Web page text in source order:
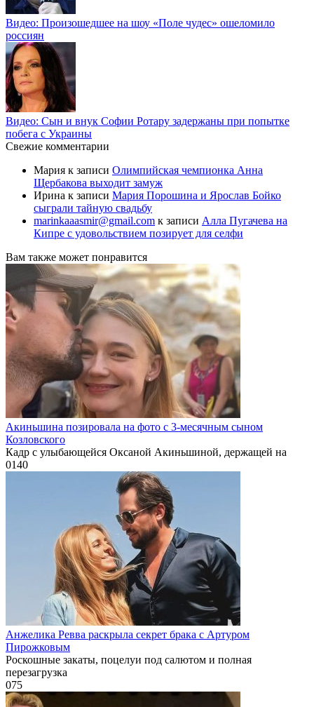
Видео: Произошедшее на шоу «Поле чудес» ошеломило
россиян
Видео: Сын и внук Софии Ротару задержаны при попытке
побега с Украины
Свежие комментарии
Мария к записи Олимпийская чемпионка Анна
Щербакова выходит замуж
Ирина к записи Мария Порошина и Ярослав Бойко
сыграли тайную свадьбу
marinkaaasmir@gmail.com к записи Алла Пугачева на
Кипре с удовольствием позирует для селфи
Вам также может понравится
Акиньшина позировала на фото с 3-месячным сыном
Козловского
Кадр с улыбающейся Оксаной Акиньшиной, держащей на
0140
Анжелика Ревва раскрыла секрет брака с Артуром
Пирожковым
Роскошные закаты, поцелуи под салютом и полная
перезагрузка
075